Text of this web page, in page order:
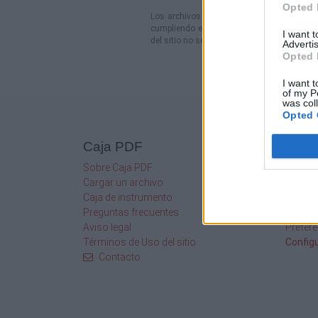
Opted
I want
Opted
I want
of my
was
Opted
Los archivos en esta página ha sido
cumpliendo estrictamente con las leyes
del sitio no se moderan a priori.
Caja PDF
Sobre Caja PDF
Cargar un archivo
Caja de instrumento
Preguntas frecuentes
Aviso legal
Términos de Uso del sitio
Contacto
Crea